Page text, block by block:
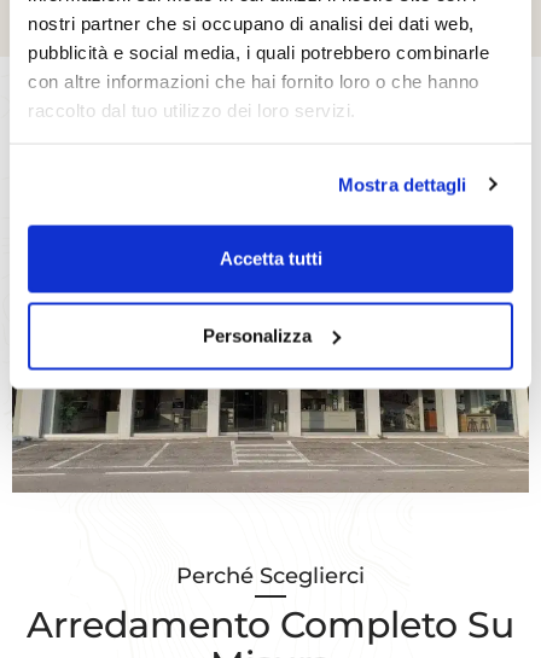
nostri partner che si occupano di analisi dei dati web,
pubblicità e social media, i quali potrebbero combinarle
con altre informazioni che hai fornito loro o che hanno
raccolto dal tuo utilizzo dei loro servizi.
Mostra dettagli
Accetta tutti
Personalizza
Perché Sceglierci
Arredamento Completo Su